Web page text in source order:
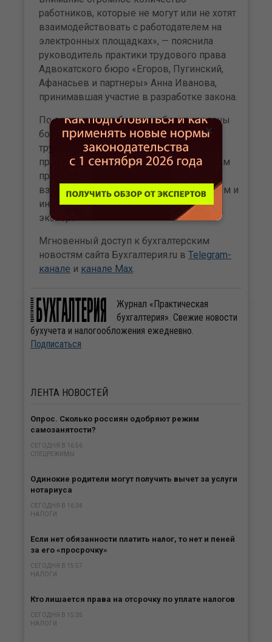
работников, которые не могут или не хотят
взаимодействовать с работодателем на
электронных площадках», — пояснила
руководитель практики трудового права
Адвокатского бюро «Егоров, Пугинский,
Афанасьев и партнеры» Анна Иванова,
принимавшая участие в разработке закона.
По ее мнению, в будущем будут сделаны
более смелые шаги к цифровизации в
трудовых отношениях. «Это зависит от
прежде всего от работодателей, которым
предстоит сделать электронное
взаимодействие доступным, прозрачным и
интуитивно понятным», — заключила
эксперт.
Мгновенный доступ к бухгалтерским
новостям сайта Бухгалтерия.ru в Telegram-
канале и канале Max.
Журнал «Практическая
бухгалтерия». Свежие новости
бухучета и налогообложения ежедневно.
Подписаться
ЛЕНТА НОВОСТЕЙ
Опрос. Сколько россиян одобряют режим
самозанятости?
СЕГОДНЯ В 16:56
СПЕЦРЕЖИМЫ
Одинокие родители могут получить вычет за услуги
нотариуса
СЕГОДНЯ В 16:34
НАЛОГИ
Если нет обязанности платить налог, то нет и пеней
за его «просрочку»
СЕГОДНЯ В 15:57
НАЛОГИ
Кто лишается права на отсрочку по уплате налогов
СЕГОДНЯ В 15:35
НАЛОГИ
×